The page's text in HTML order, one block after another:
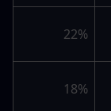
22%
18%